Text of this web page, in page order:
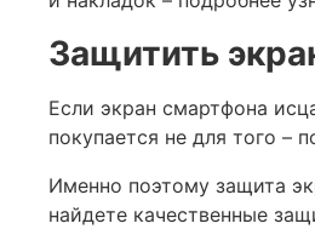
Защитить
Если экран смартфона
покупается не для того –
Именно поэтому защита
найдете качественные